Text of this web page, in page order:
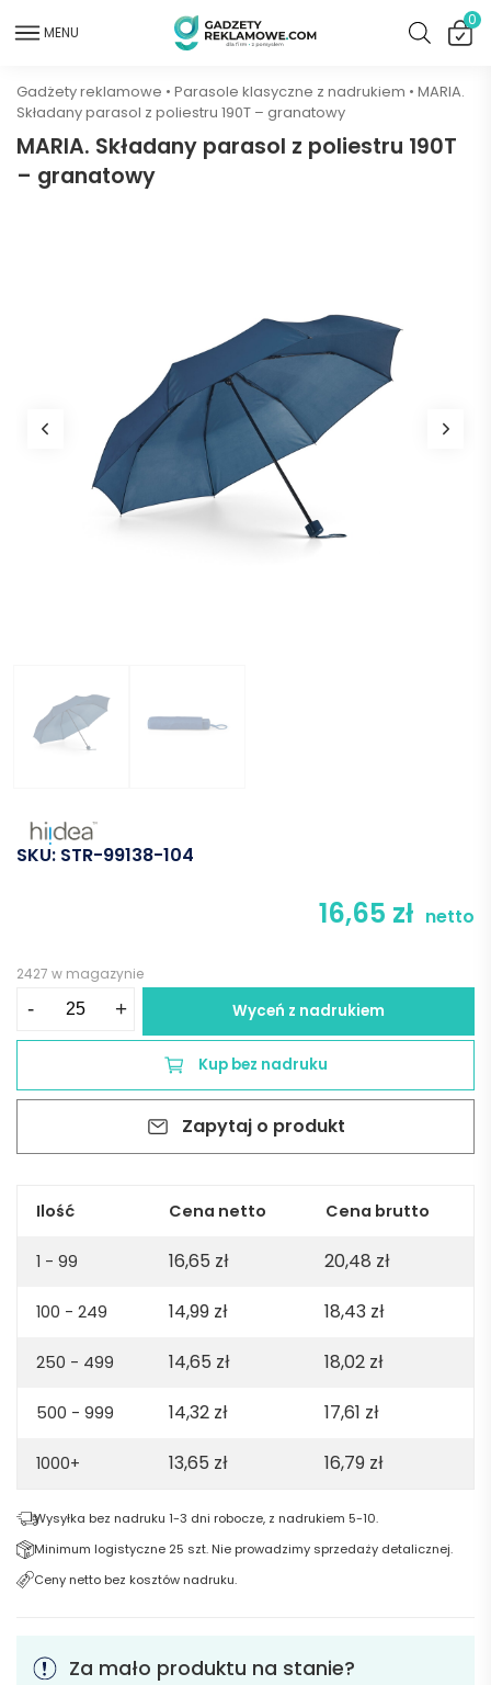
MENU
0
Gadżety reklamowe • Parasole klasyczne z nadrukiem • MARIA.
Składany parasol z poliestru 190T – granatowy
MARIA. Składany parasol z poliestru 190T
– granatowy
SKU: STR-99138-104
16,65 zł netto
2427 w magazynie
-
z
190T
granatowy
+ Wyceń z nadrukiem
Kup bez nadruku
Zapytaj o produkt
Ilość Cena netto Cena brutto
1 - 99 16,65 zł 20,48 zł
100 - 249 14,99 zł 18,43 zł
250 - 499 14,65 zł 18,02 zł
500 - 999 14,32 zł 17,61 zł
1000+ 13,65 zł 16,79 zł
Wysyłka bez nadruku 1-3 dni robocze, z nadrukiem 5-10.
Minimum logistyczne 25 szt. Nie prowadzimy sprzedaży detalicznej.
Ceny netto bez kosztów nadruku.
Za mało produktu na stanie?